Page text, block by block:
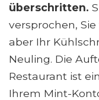
überschritten.
versprochen,
aber Ihr
Neuling. Die
Restaurant ist
Ihrem Mint-